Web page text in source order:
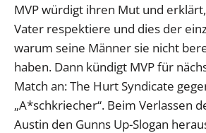
MVP würdigt ihren Mut und
Vater respektiere und dies der
warum seine Männer sie nicht
haben. Dann kündigt MVP für
Match an: The Hurt Syndicate
„A*schkriecher“. Beim Verlassen
Austin den Gunns Up-Slogan